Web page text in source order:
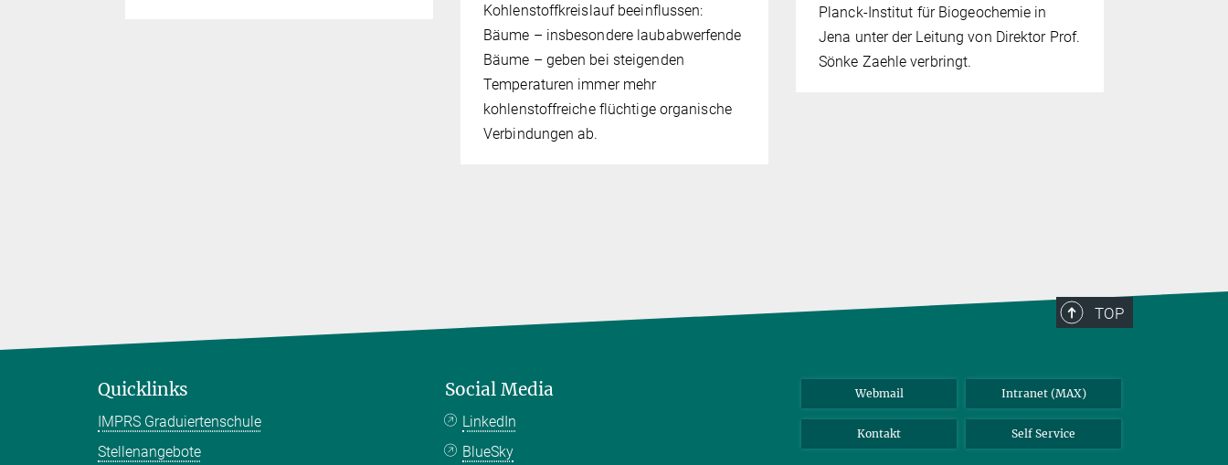
Kohlenstoffkreislauf beeinflussen:
Bäume – insbesondere laubabwerfende
Bäume – geben bei steigenden
Temperaturen immer mehr
kohlenstoffreiche flüchtige organische
Verbindungen ab.
Planck-Institut für Biogeochemie in
Jena unter der Leitung von Direktor Prof.
Sönke Zaehle verbringt.
TOP
Quicklinks
IMPRS Graduiertenschule
Stellenangebote
Social Media
LinkedIn
BlueSky
Webmail Intranet (MAX)
Kontakt Self Service